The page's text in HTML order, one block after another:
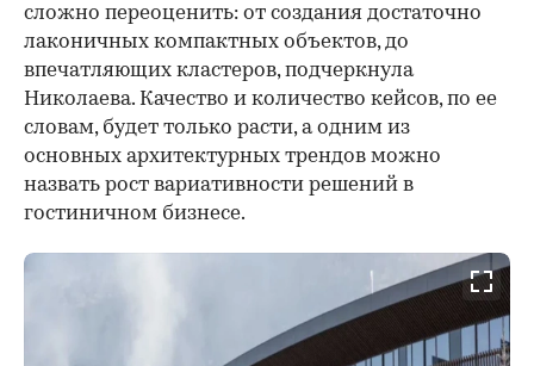
сложно переоценить: от создания достаточно
лаконичных компактных объектов, до
впечатляющих кластеров, подчеркнула
Николаева. Качество и количество кейсов, по ее
словам, будет только расти, а одним из
основных архитектурных трендов можно
назвать рост вариативности решений в
гостиничном бизнесе.